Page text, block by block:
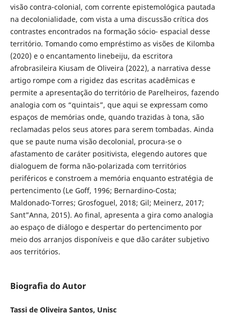
visão contra-colonial, com corrente epistemológica pautada
na decolonialidade, com vista a uma discussão crítica dos
contrastes encontrados na formação sócio- espacial desse
território. Tomando como empréstimo as visões de Kilomba
(2020) e o encantamento linebeiju, da escritora
afrobrasileira Kiusam de Oliveira (2022), a narrativa desse
artigo rompe com a rigidez das escritas acadêmicas e
permite a apresentação do território de Parelheiros, fazendo
analogia com os “quintais”, que aqui se expressam como
espaços de memórias onde, quando trazidas à tona, são
reclamadas pelos seus atores para serem tombadas. Ainda
que se paute numa visão decolonial, procura-se o
afastamento de caráter positivista, elegendo autores que
dialoguem de forma não-polarizada com territórios
periféricos e constroem a memória enquanto estratégia de
pertencimento (Le Goff, 1996; Bernardino-Costa;
Maldonado-Torres; Grosfoguel, 2018; Gil; Meinerz, 2017;
Sant”Anna, 2015). Ao final, apresenta a gira como analogia
ao espaço de diálogo e despertar do pertencimento por
meio dos arranjos disponíveis e que dão caráter subjetivo
aos territórios.
Biografia do Autor
Tassi de Oliveira Santos, Unisc